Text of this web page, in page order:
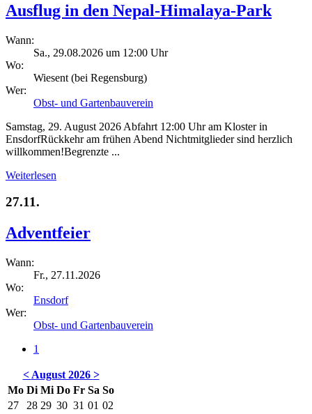
Ausflug in den Nepal-Himalaya-Park
Wann:
Sa., 29.08.2026 um 12:00 Uhr
Wo:
Wiesent (bei Regensburg)
Wer:
Obst- und Gartenbauverein
Samstag, 29. August 2026 Abfahrt 12:00 Uhr am Kloster in
EnsdorfRückkehr am frühen Abend Nichtmitglieder sind herzlich
willkommen!Begrenzte ...
Weiterlesen
27.11.
Adventfeier
Wann:
Fr., 27.11.2026
Wo:
Ensdorf
Wer:
Obst- und Gartenbauverein
1
< August 2026 >
Mo Di Mi Do Fr Sa So
27
28 29 30 31 01 02